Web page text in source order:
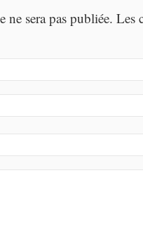
ne sera pas publiée.